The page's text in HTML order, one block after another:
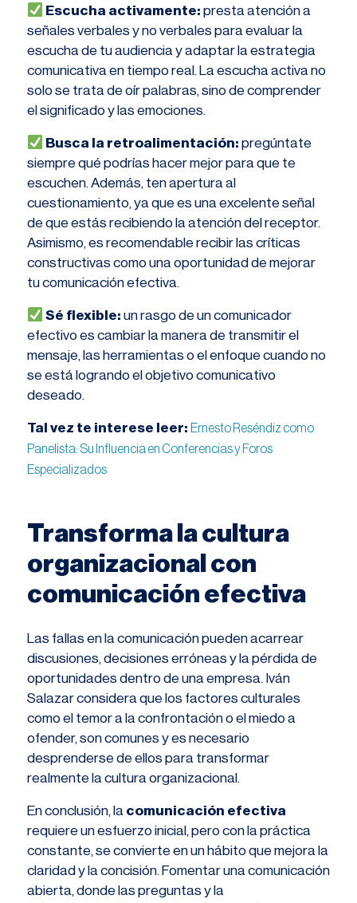
Escucha activamente: presta atención a
señales verbales y no verbales para evaluar la
escucha de tu audiencia y adaptar la estrategia
comunicativa en tiempo real. La escucha activa no
solo se trata de oír palabras, sino de comprender
el significado y las emociones.
Busca la retroalimentación: pregúntate
siempre qué podrías hacer mejor para que te
escuchen. Además, ten apertura al
cuestionamiento, ya que es una excelente señal
de que estás recibiendo la atención del receptor.
Asimismo, es recomendable recibir las críticas
constructivas como una oportunidad de mejorar
tu comunicación efectiva.
Sé flexible: un rasgo de un comunicador
efectivo es cambiar la manera de transmitir el
mensaje, las herramientas o el enfoque cuando no
se está logrando el objetivo comunicativo
deseado.
Tal vez te interese leer: Ernesto Reséndiz como
Panelista: Su Influencia en Conferencias y Foros
Especializados
Transforma la cultura
organizacional con
comunicación efectiva
Las fallas en la comunicación pueden acarrear
discusiones, decisiones erróneas y la pérdida de
oportunidades dentro de una empresa. Iván
Salazar considera que los factores culturales
como el temor a la confrontación o el miedo a
ofender, son comunes y es necesario
desprenderse de ellos para transformar
realmente la cultura organizacional.
En conclusión, la comunicación efectiva
requiere un esfuerzo inicial, pero con la práctica
constante, se convierte en un hábito que mejora la
claridad y la concisión. Fomentar una comunicación
abierta, donde las preguntas y la